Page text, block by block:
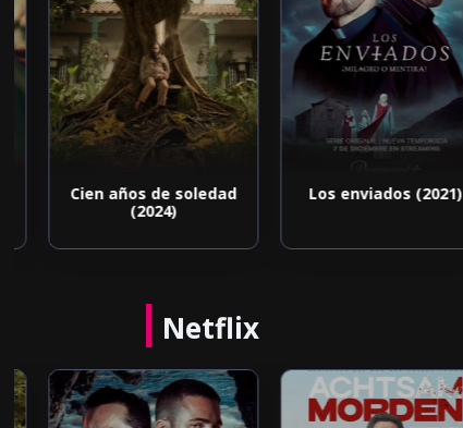
Cien años de soledad
(2024)
Los enviados (2021)
Netflix